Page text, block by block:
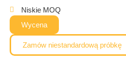
Niskie MOQ
Wycena
Zamów niestandardową próbkę